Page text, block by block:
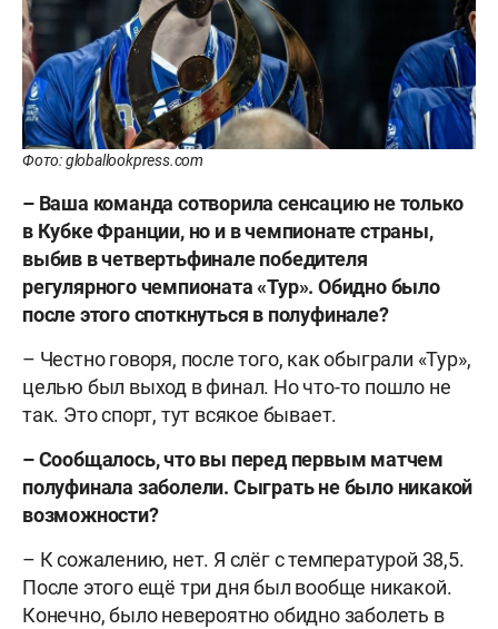
Фото: globallookpress.com
– Ваша команда сотворила сенсацию не только
в Кубке Франции, но и в чемпионате страны,
выбив в четвертьфинале победителя
регулярного чемпионата «Тур». Обидно было
после этого споткнуться в полуфинале?
– Честно говоря, после того, как обыграли «Тур»,
целью был выход в финал. Но что-то пошло не
так. Это спорт, тут всякое бывает.
– Сообщалось, что вы перед первым матчем
полуфинала заболели. Сыграть не было никакой
возможности?
– К сожалению, нет. Я слёг с температурой 38,5.
После этого ещё три дня был вообще никакой.
Конечно, было невероятно обидно заболеть в